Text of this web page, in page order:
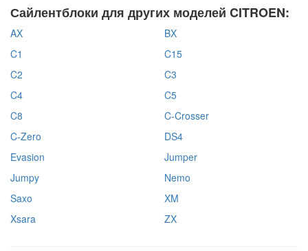
Сайлентблоки для других моделей CITROEN:
AX
BX
C1
C15
C2
C3
C4
C5
C8
C-Crosser
C-Zero
DS4
Evasion
Jumper
Jumpy
Nemo
Saxo
XM
Xsara
ZX